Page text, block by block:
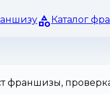
Каталог
франшизы,